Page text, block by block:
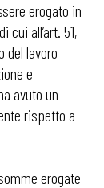
erogato in
all’art. 51,
del lavoro
e
avuto un
rispetto a
erogate